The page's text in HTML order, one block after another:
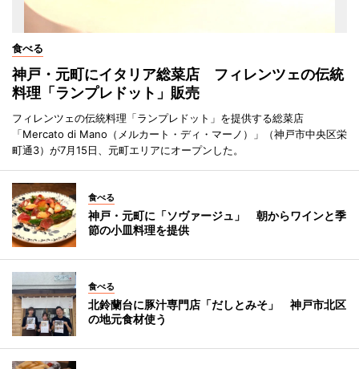
食べる
神戸・元町にイタリア総菜店 フィレンツェの伝統
料理「ランプレドット」販売
フィレンツェの伝統料理「ランプレドット」を提供する総菜店
「Mercato di Mano（メルカート・ディ・マーノ）」（神戸市中央区栄
町通3）が7月15日、元町エリアにオープンした。
食べる
神戸・元町に「ソヴァージュ」 朝からワインと季
節の小皿料理を提供
食べる
北鈴蘭台に豚汁専門店「だしとみそ」 神戸市北区
の地元食材使う